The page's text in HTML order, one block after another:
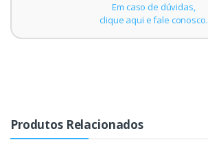
Em caso de dúvidas,
clique aqui e fale conosco.
Produtos Relacionados